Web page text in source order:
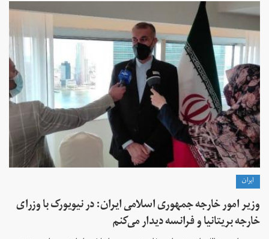
ايران
وزیر امور خارجه جمهوری اسلامی ایران: در نیویورک با وزرای
خارجه بریتانیا و فرانسه دیدار می‌کنم